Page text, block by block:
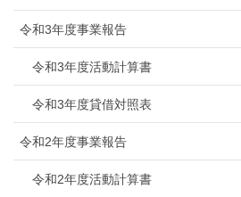
令和3年度事業報告
令和3年度活動計算書
令和3年度貸借対照表
令和2年度事業報告
令和2年度活動計算書